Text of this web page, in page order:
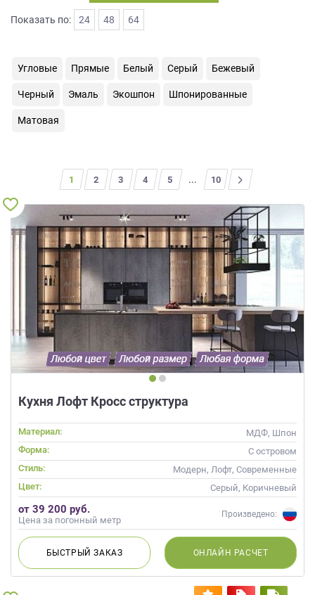
Показать по: 24 48 64
Угловые Прямые Белый Серый Бежевый
Черный Эмаль Экошпон Шпонированные
Матовая
1 2 3 4 5 ... 10
>
Кухня Лофт Кросс структура
Материал:
МДФ, Шпон
Форма:
С островом
Стиль:
Модерн, Лофт, Современные
Цвет:
Серый, Коричневый
от 39 200 руб.
Цена за погонный метр
Произведено:
БЫСТРЫЙЗАКАЗ ОНЛАЙН РАСЧЕТ
обработку
Согласие
метрическими
программами
в
порядке
Политики
обработки
персональных